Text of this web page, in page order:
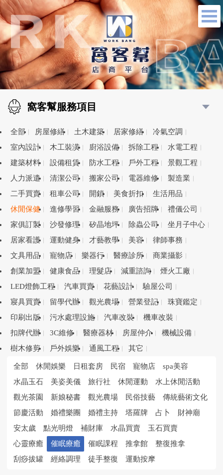
窩客幫服務項目
全部 房屋修繕 土木建築 居家修繕
冷氣空調
室內設計
木工裝潢 廚浴設備 拆除工程
水電工程
建築材料
設備租賃 防水工程 戶外工程
景觀工程
人力派遣
清潔公司 搬家公司 電器維修
製造業
二手買賣
租車公司 開鎖 美食折扣
生活用品
休閒保健
進修學習 金融服務 廣告招牌
禮儀公司
家俱訂製
沙發修理 矽晶地坪 除蟲公司
坐月子中心
居家看護
運動健身 才藝教學 美容
律師事務
文具用品
寵物店 樂器行 醫療診所
商業攝影
創業加盟
健康食品 理髮店 減重諮詢
煙火工廠
LED燈飾工程
汽車買賣 花藝設計
驗屋公司
寢具買賣
留學代辦 觀光農場 營業登記
珠寶鑑定
印刷出版
污水處理設施 汽車改裝
機車改裝
扣牌代辦
3C維修 醫療器材 房屋仲介
機械設備
樹木修剪
戶外娛樂 通風工程 其它
全部 休閒娛樂 日租套房 民宿 寵物店
spa美容
水晶玉石
美姿美儀 旅行社 休閒運動
水上休閒活動
觀光茶園
新娘秘書 觀光農場 民俗技藝
傳統藝術文化
節慶活動
婚禮樂團 婚禮主持 塔羅牌 占卜
財神廟
安太歲
點光明燈 補財庫 水晶買賣
玉石買賣
心靈療癒
催眠療癒 催眠課程 推拿館
整復推拿
刮痧拔罐
經絡調理 徒手整復 運動按摩